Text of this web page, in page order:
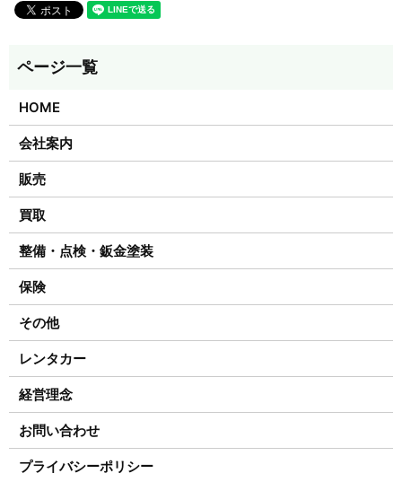
HOME
会社案内
販売
買取
整備・点検・鈑金塗装
保険
その他
レンタカー
経営理念
お問い合わせ
プライバシーポリシー